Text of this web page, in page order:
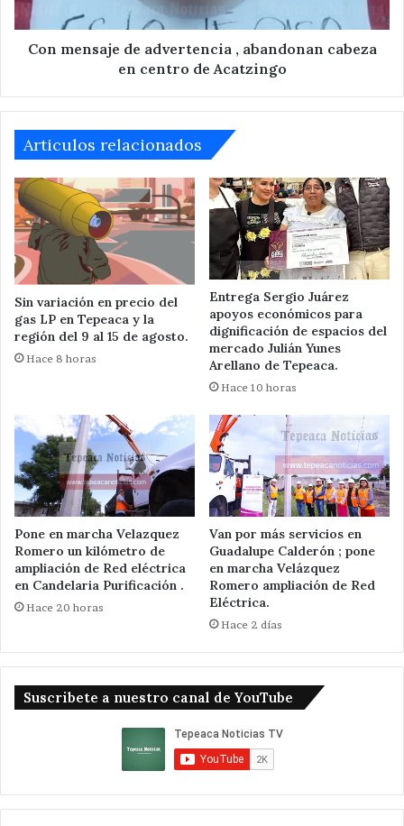
en
centro
Con mensaje de advertencia , abandonan cabeza
en centro de Acatzingo
Articulos relacionados
Sin variación en precio del
gas LP en Tepeaca y la
región del 9 al 15 de agosto.
Hace 8 horas
Entrega Sergio Juárez
apoyos económicos para
dignificación de espacios del
mercado Julián Yunes
Arellano de Tepeaca.
Hace 10 horas
Pone en marcha Velazquez
Romero un kilómetro de
ampliación de Red eléctrica
en Candelaria Purificación .
Hace 20 horas
Van por más servicios en
Guadalupe Calderón ; pone
en marcha Velázquez
Romero ampliación de Red
Eléctrica.
Hace 2 días
Suscribete a nuestro canal de YouTube